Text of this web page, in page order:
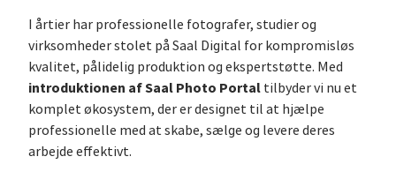
I årtier har professionelle fotografer, studier og
virksomheder stolet på Saal Digital for kompromisløs
kvalitet, pålidelig produktion og ekspertstøtte. Med
introduktionen af Saal Photo Portal tilbyder vi nu et
komplet økosystem, der er designet til at hjælpe
professionelle med at skabe, sælge og levere deres
arbejde effektivt.